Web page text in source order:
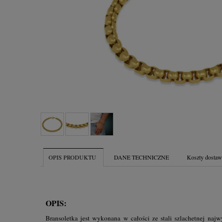
OPIS PRODUKTU DANE TECHNICZNE Koszty
OPIS:
Bransoletka jest wykonana w całości ze stali szlachetnej